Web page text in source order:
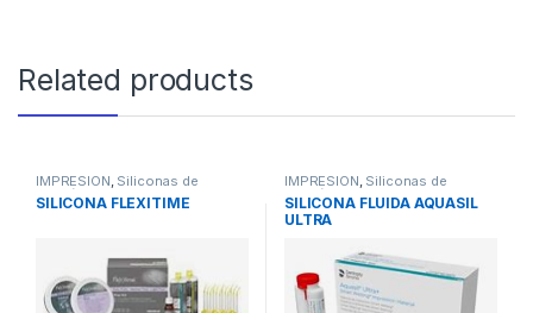
Related products
IMPRESION Siliconas de
Adición
SILICONA FLEXITIME
IMPRESION Siliconas de
Adición
SILICONA FLUIDA AQUASIL
ULTRA